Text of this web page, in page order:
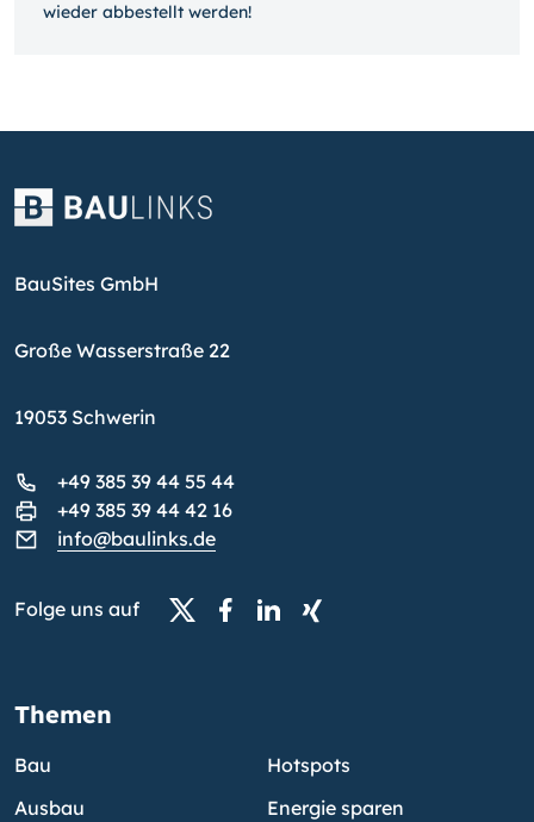
wieder ab­bestellt werden!
BauSites GmbH
Große Wasserstraße 22
19053 Schwerin
+49 385 39 44 55 44
+49 385 39 44 42 16
info@baulinks.de
Folge uns auf
Themen
Bau
Ausbau
Hotspots
Energie sparen